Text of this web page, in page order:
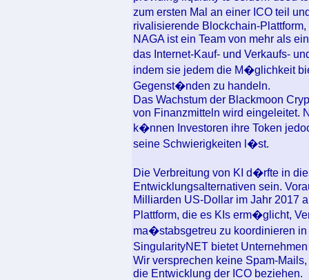
zum ersten Mal an einer ICO teil
rivalisierende Blockchain-
NAGA ist ein Team von mehr als
das Internet-Kauf- und Verkaufs-
indem sie jedem die M�glichkeit
Gegenst�nden zu handeln.
Das Wachstum der Blackmoon
von Finanzmitteln wird eingeleitet.
k�nnen Investoren ihre Token
seine Schwierigkeiten l�st.
Die Verbreitung von KI d�rfte in
Entwicklungsalternativen sein.
Milliarden US-Dollar im Jahr 2017
Plattform, die es KIs erm�glicht,
ma�stabsgetreu zu koordinieren
SingularityNET bietet
Wir versprechen keine Spam-
die Entwicklung der ICO beziehen.